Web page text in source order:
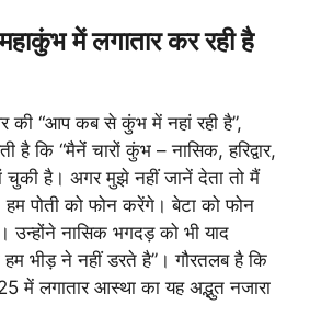
में लगातार कर रही है
पर की “आप कब से कुंभ में नहां रही है”,
है कि “मैनेंं चारों कुंभ – नासिक, हरिद्वार,
चुकी है। अगर मुझे नहीं जानें देता तो मैं
पोती को फोन करेंगे। बेटा को फोन
उन्होंने नासिक भगदड़ को भी याद
हम भीड़ ने नहीं डरते है”। गौरतलब है कि
लगातार आस्था का यह अद्भुत नजारा